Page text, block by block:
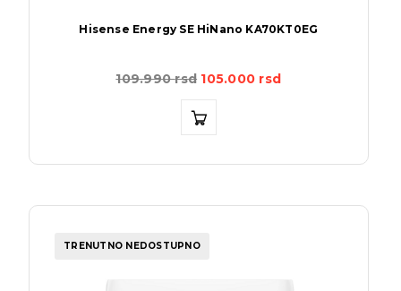
Hisense Energy SE HiNano KA70KT0EG
109.990rsd 105.000 rsd
TRENUTNO NEDOSTUPNO